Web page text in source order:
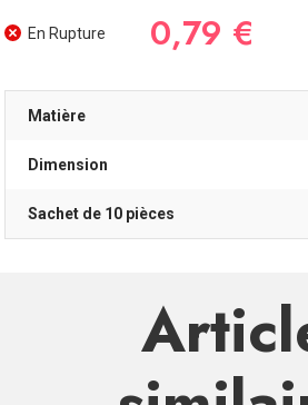
En Rupture 0,79 €
Matière
Dimension
Sachet de 10 pièces